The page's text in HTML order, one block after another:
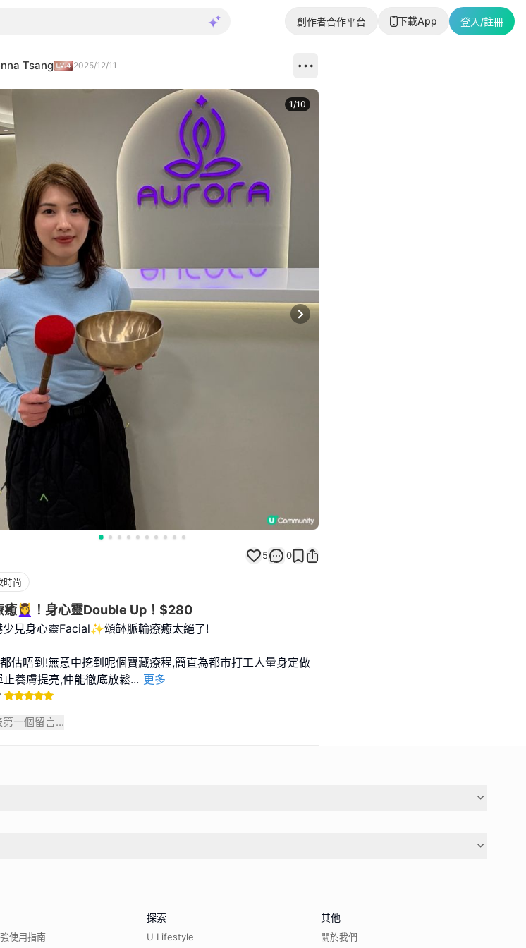
創作者合作平台 下載App 登入/註冊
Tsang 2025/12/11
Next slide
1/10
5 0
時尚
癒💆‍♀️！身心靈Double Up！$280
港少見身心靈Facial✨頌缽脈輪療癒太絕了!
估唔到!無意中挖到呢個寶藏療程,簡直為都市打工人量身定做
養膚提亮,仲能徹底放鬆... 更多
第一個留言...
使用指南
探索
U Lifestyle
其他
關於我們